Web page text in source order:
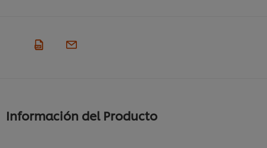
Información del Producto